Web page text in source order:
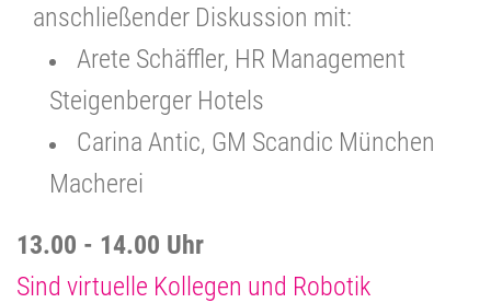
anschließender Diskussion mit:
Arete Schäffler, HR Management
Steigenberger Hotels
Carina Antic, GM Scandic München
Macherei
13.00 - 14.00 Uhr
Sind virtuelle Kollegen und Robotik